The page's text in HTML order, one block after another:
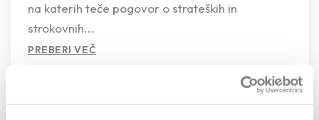
na katerih teče pogovor o strateških in
strokovnih...
PREBERI VEČ